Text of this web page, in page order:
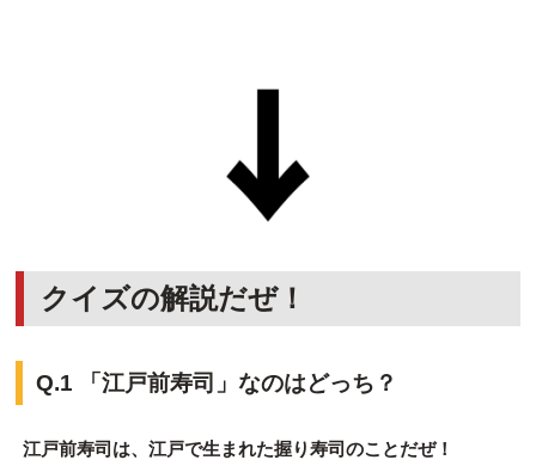
クイズの解説だぜ！
Q.1 「江戸前寿司」なのはどっち？
江戸前寿司は、江戸で生まれた握り寿司のことだぜ！